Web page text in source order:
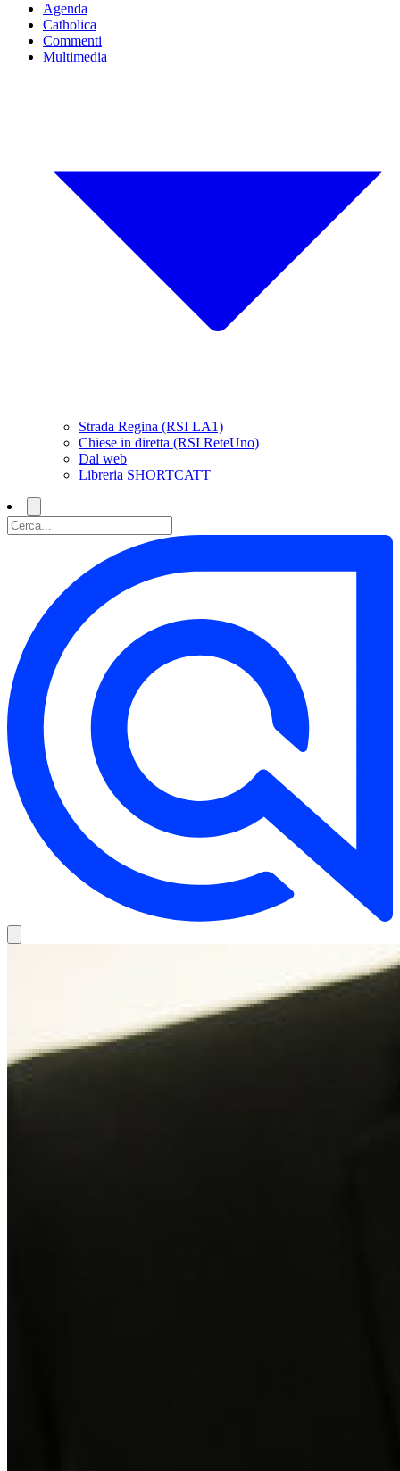
Agenda
Catholica
Commenti
Multimedia
Strada Regina (RSI LA1)
Chiese in diretta (RSI ReteUno)
Dal web
Libreria SHORTCATT